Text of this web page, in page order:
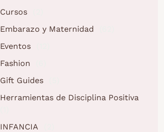
Cursos
Embarazo y Maternidad
Eventos
Fashion
Gift Guides
Herramientas de Disciplina Positiva
INFANCIA